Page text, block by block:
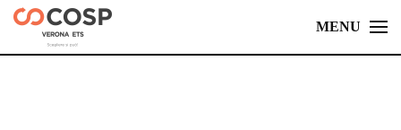
Skip
MENU